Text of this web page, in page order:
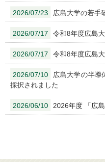
2026/07/23 広島大学の若手
2026/07/17 令和8年度広島
2026/07/17 令和8年度広島
2026/07/10
広島大学の半導
採択されました
2026/06/10 2026年度 「広